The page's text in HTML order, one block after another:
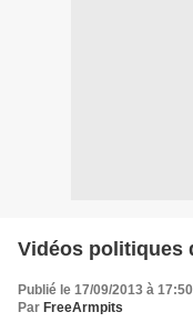
Vidéos politiques
Publié le 17/09/2013 à 17:50
Par FreeArmpits